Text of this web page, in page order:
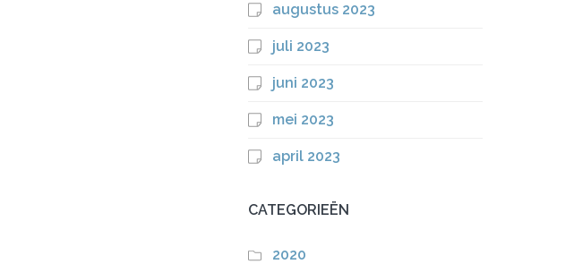
augustus 2023
juli 2023
juni 2023
mei 2023
april 2023
CATEGORIEËN
2020